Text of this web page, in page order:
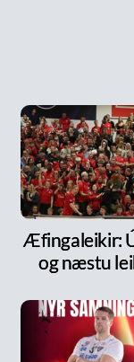
Æfingaleikir:
og næstu